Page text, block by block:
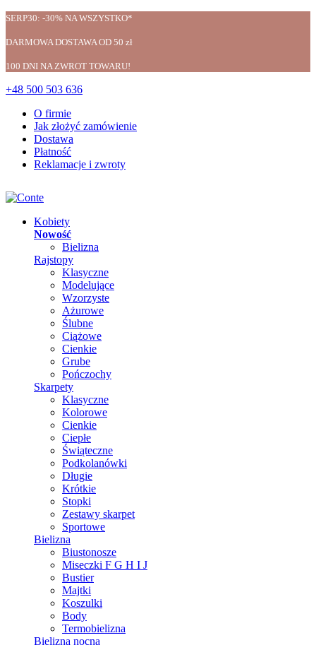
SERP30: -30% NA WSZYSTKO*
DARMOWA DOSTAWA OD 50 zł
100 DNI NA ZWROT TOWARU!
+48 500 503 636
O firmie
Jak złożyć zamówienie
Dostawa
Płatność
Reklamacje i zwroty
Kobiety
Nowość
Bielizna
Rajstopy
Klasyczne
Modelujące
Wzorzyste
Ażurowe
Ślubne
Ciążowe
Cienkie
Grube
Pończochy
Skarpety
Klasyczne
Kolorowe
Cienkie
Ciepłe
Świąteczne
Podkolanówki
Długie
Krótkie
Stopki
Zestawy skarpet
Sportowe
Bielizna
Biustonosze
Miseczki F G H I J
Bustier
Majtki
Koszulki
Body
Termobielizna
Bielizna nocna